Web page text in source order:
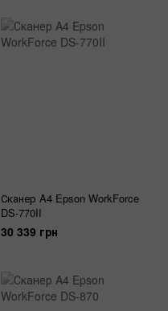
Сканер A4 Epson WorkForce
DS-770II
30 339 грн